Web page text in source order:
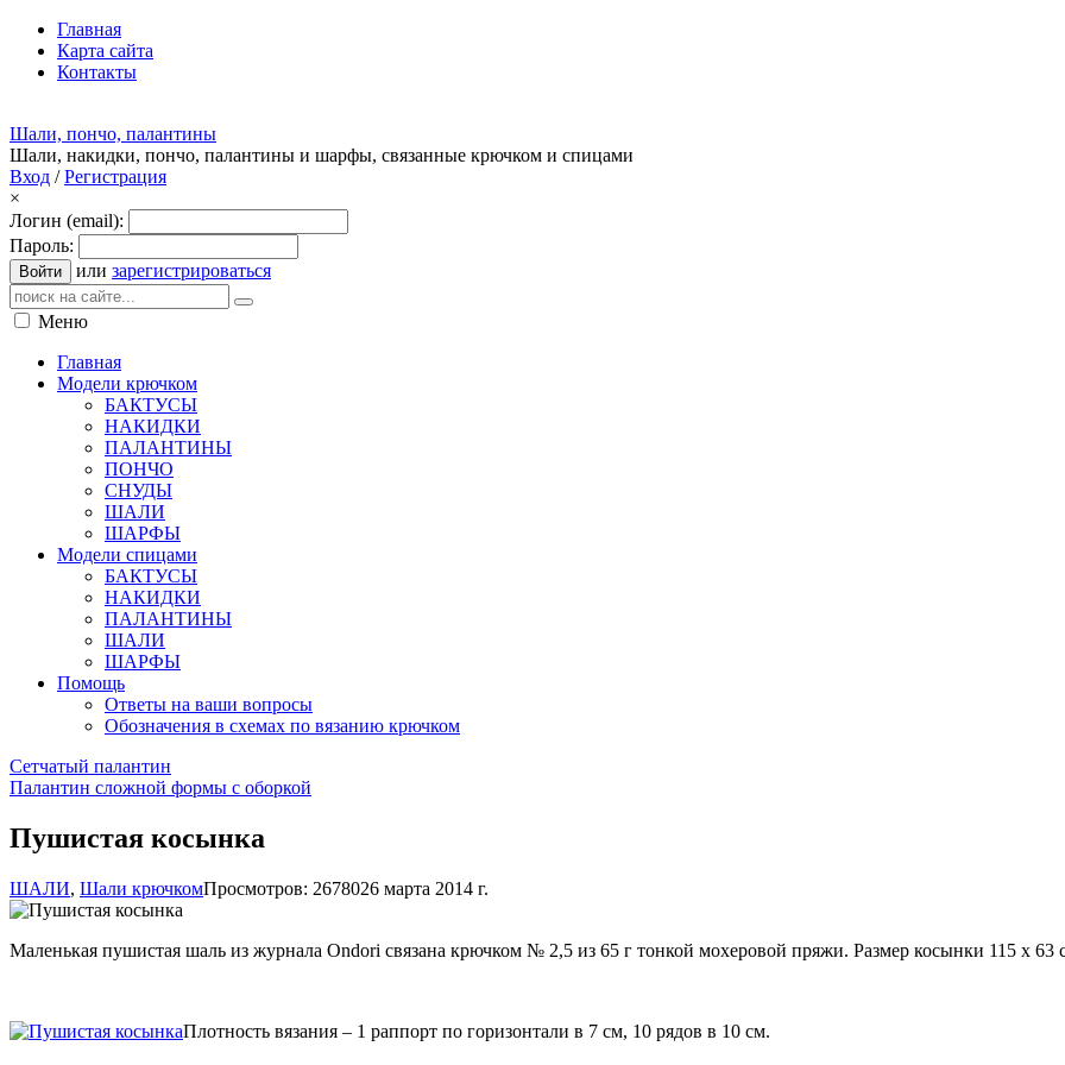
Главная
Карта сайта
Контакты
Шали, пончо, палантины
Шали, накидки, пончо, палантины и шарфы, связанные крючком и спицами
Вход /Регистрация
×
Логин (email):
Пароль:
Войти или зарегистрироваться
Меню
Главная
Модели крючком
БАКТУСЫ
НАКИДКИ
ПАЛАНТИНЫ
ПОНЧО
СНУДЫ
ШАЛИ
ШАРФЫ
Модели спицами
БАКТУСЫ
НАКИДКИ
ПАЛАНТИНЫ
ШАЛИ
ШАРФЫ
Помощь
Ответы на ваши вопросы
Обозначения в схемах по вязанию крючком
Сетчатый палантин
Палантин сложной формы с оборкой
Пушистая косынка
ШАЛИ, Шали крючкомПросмотров: 2678026 марта 2014 г.
Маленькая пушистая шаль из журнала Ondori связана крючком № 2,5 из 65 г тонкой мохеровой пряжи. Размер косынки 115 х 63
Плотность вязания – 1 раппорт по горизонтали в 7 см, 10 рядов в 10 см.